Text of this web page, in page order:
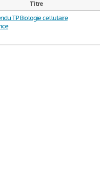
Titre
TP Biologie cellulaire